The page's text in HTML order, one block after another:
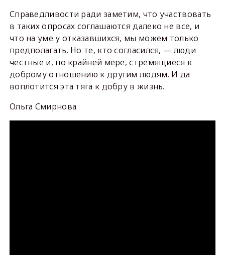
Справедливости ради заметим, что участвовать
в таких опросах соглашаются далеко не все, и
что на уме у отказавшихся, мы можем только
предполагать. Но те, кто согласился, — люди
честные и, по крайней мере, стремящиеся к
доброму отношению к другим людям. И да
воплотится эта тяга к добру в жизнь.
Ольга Смирнова